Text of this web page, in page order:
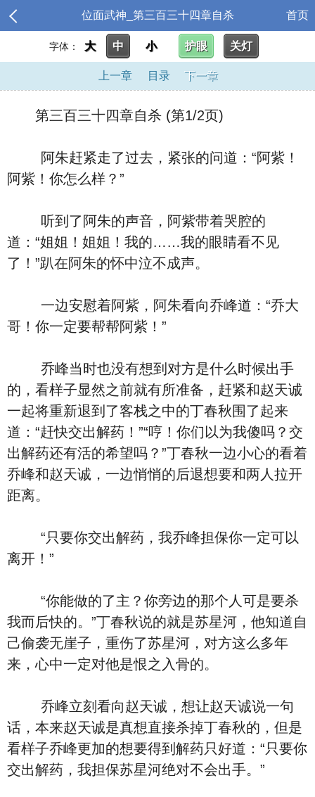
位面武神_第三百三十四章自杀 首页
字体： 大 中 小 护眼 关灯
上一章 目录 下一章
第三百三十四章自杀 (第1/2页)
阿朱赶紧走了过去，紧张的问道：“阿紫！
阿紫！你怎么样？”
听到了阿朱的声音，阿紫带着哭腔的
道：“姐姐！姐姐！我的……我的眼睛看不见
了！”趴在阿朱的怀中泣不成声。
一边安慰着阿紫，阿朱看向乔峰道：“乔大
哥！你一定要帮帮阿紫！”
乔峰当时也没有想到对方是什么时候出手
的，看样子显然之前就有所准备，赶紧和赵天诚
一起将重新退到了客栈之中的丁春秋围了起来
道：“赶快交出解药！”“哼！你们以为我傻吗？交
出解药还有活的希望吗？”丁春秋一边小心的看着
乔峰和赵天诚，一边悄悄的后退想要和两人拉开
距离。
“只要你交出解药，我乔峰担保你一定可以
离开！”
“你能做的了主？你旁边的那个人可是要杀
我而后快的。”丁春秋说的就是苏星河，他知道自
己偷袭无崖子，重伤了苏星河，对方这么多年
来，心中一定对他是恨之入骨的。
乔峰立刻看向赵天诚，想让赵天诚说一句
话，本来赵天诚是真想直接杀掉丁春秋的，但是
看样子乔峰更加的想要得到解药只好道：“只要你
交出解药，我担保苏星河绝对不会出手。”